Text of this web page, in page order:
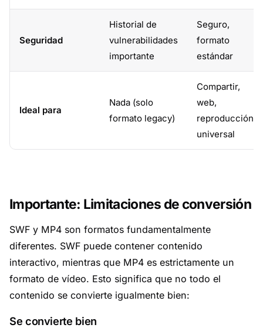
Seguridad
Historial de
vulnerabilidades
importante
Seguro,
formato
estándar
Ideal para
Nada (solo
formato legacy)
Compartir,
web,
reproducción
universal
Importante: Limitaciones de conversión
SWF y MP4 son formatos fundamentalmente
diferentes. SWF puede contener contenido
interactivo, mientras que MP4 es estrictamente un
formato de vídeo. Esto significa que no todo el
contenido se convierte igualmente bien:
Se convierte bien